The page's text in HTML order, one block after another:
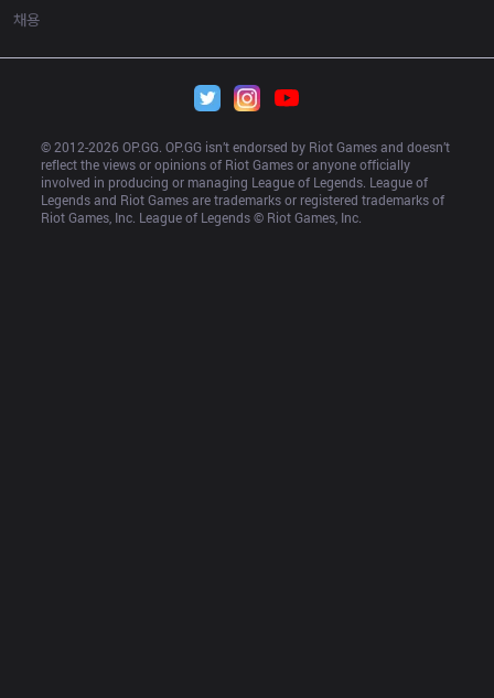
채용
© 2012-2026 OP.GG. OP.GG isn’t endorsed by Riot Games and doesn’t
reflect the views or opinions of Riot Games or anyone officially
involved in producing or managing League of Legends. League of
Legends and Riot Games are trademarks or registered trademarks of
Riot Games, Inc. League of Legends © Riot Games, Inc.